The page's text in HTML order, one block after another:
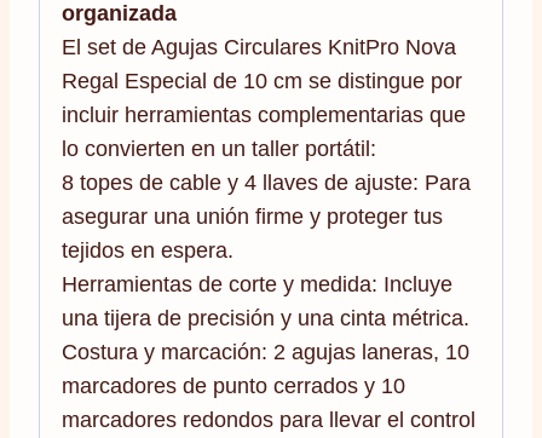
organizada
El set de Agujas Circulares KnitPro Nova
Regal Especial de 10 cm se distingue por
incluir herramientas complementarias que
lo convierten en un taller portátil:
8 topes de cable y 4 llaves de ajuste: Para
asegurar una unión firme y proteger tus
tejidos en espera.
Herramientas de corte y medida: Incluye
una tijera de precisión y una cinta métrica.
Costura y marcación: 2 agujas laneras, 10
marcadores de punto cerrados y 10
marcadores redondos para llevar el control